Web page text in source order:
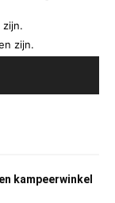
zijn.
zijn.
kampeerwinkel